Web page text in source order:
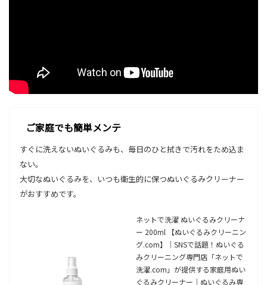
ご家庭でも簡単メンテ
すぐに洗えないぬいぐるみも、毎日のひと拭きで汚れをため込ま
ない。
大切なぬいぐるみを、いつも衛生的に保つぬいぐるみクリーナー
がおすすめです。
ネットで洗濯 ぬいぐるみクリーナ
ー 200ml 【ぬいぐるみクリーニン
グ.com】｜SNSで話題！ぬいぐる
みクリーニング専門店「ネットで
洗濯.com」が提供する家庭用ぬい
ぐるみクリーナー｜ぬいぐるみ専